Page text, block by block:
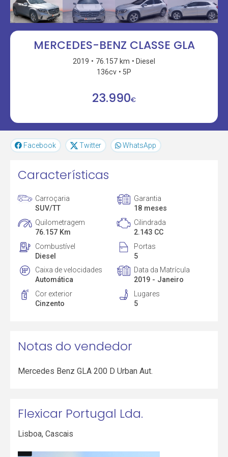
MERCEDES-BENZ CLASSE GLA
2019 76.157 km
Diesel
136cv
5P
23.990€
Facebook Twitter WhatsApp
Características
Carroçaria
SUV/TT
Garantia
18 meses
Quilometragem
76.157 Km
Cilindrada
2.143 CC
Combustível
Diesel
Portas
5
Caixa de velocidades
Automática
Data da Matrícula
2019 - Janeiro
Cor exterior
Cinzento
Lugares
5
Notas do vendedor
Mercedes Benz GLA 200 D Urban Aut.
Flexicar Portugal Lda.
Lisboa,Cascais